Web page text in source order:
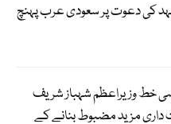
کی دعوت پر سعودی عرب پہنچ
خط وزیراعظم شہباز شریف
داری مزید مضبوط بنانے کے